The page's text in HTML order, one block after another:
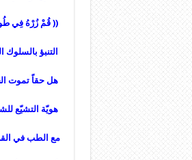
(( قُمْ زُرْهُ فِي
التنبؤ
هل حقاً تموت
هويّة التشيّع
مع الطب في